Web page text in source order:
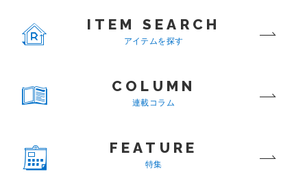
ITEM SEARCH
アイテムを探す
COLUMN
連載コラム
FEATURE
特集